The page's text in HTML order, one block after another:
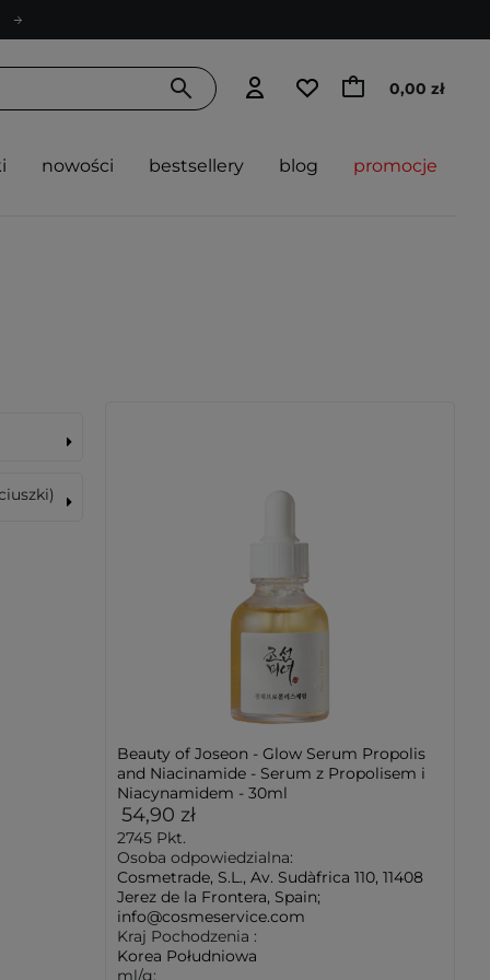
0,00 zł
nowości bestsellery blog promocje
Beauty of Joseon - Glow Serum Propolis
and Niacinamide - Serum z Propolisem i
Niacynamidem - 30ml
54,90 zł
2745 Pkt.
Osoba odpowiedzialna:
Cosmetrade, S.L., Av. Sudàfrica 110, 11408
Jerez de la Frontera, Spain;
info@cosmeservice.com
Kraj Pochodzenia :
Korea Południowa
ml/g: